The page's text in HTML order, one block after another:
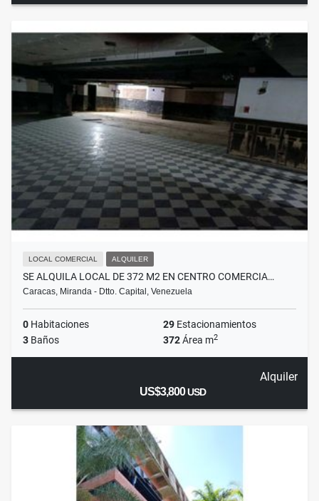
LOCAL COMERCIAL ALQUILER
SE ALQUILA LOCAL DE 372 M2 EN CENTRO COMERCIA…
Caracas, Miranda - Dtto. Capital, Venezuela
0 Habitaciones 29 Estacionamientos
3 Baños 372Área m2
Alquiler
US$3,800USD